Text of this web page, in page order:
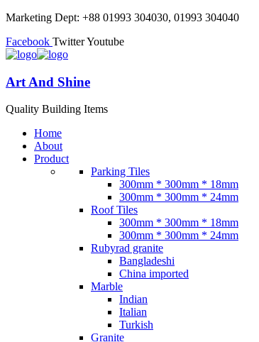
Marketing Dept: +88 01993 304030, 01993 304040
Facebook TwitterYoutube
Art And Shine
Quality Building Items
Home
About
Product
Parking Tiles
300mm * 300mm * 18mm
300mm * 300mm * 24mm
Roof Tiles
300mm * 300mm * 18mm
300mm * 300mm * 24mm
Rubyrad granite
Bangladeshi
China imported
Marble
Indian
Italian
Turkish
Granite